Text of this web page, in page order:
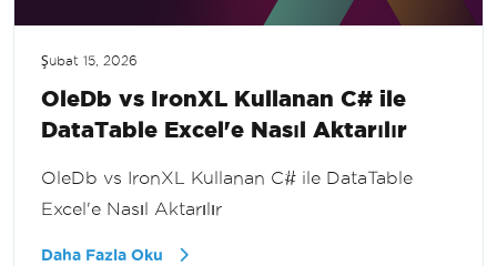
Şubat 15, 2026
OleDb vs IronXL Kullanan C# ile
DataTable Excel'e Nasıl Aktarılır
OleDb vs IronXL Kullanan C# ile DataTable
Excel'e Nasıl Aktarılır
Daha Fazla Oku